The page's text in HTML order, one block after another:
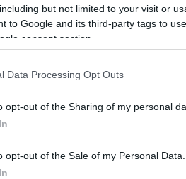
but not limited to your visit or
to Google and its third-party tags to
consent section.
Data Processing Opt Outs
opt-out of the Sharing of my personal
opt-out of the Sale of my Personal Data.
12-17. között ren...
dokumentum tárja fel az...